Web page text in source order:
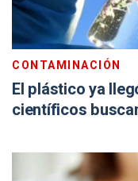
CONTAMINACIÓN
El plástico ya
científicos